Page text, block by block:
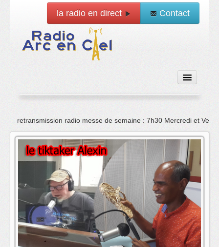
la radio en direct Contact
Accueil
Emissions
News
Vidéo
La radio
L'équipe
retransmission radio messe de semaine : 7h30 Mercredi et